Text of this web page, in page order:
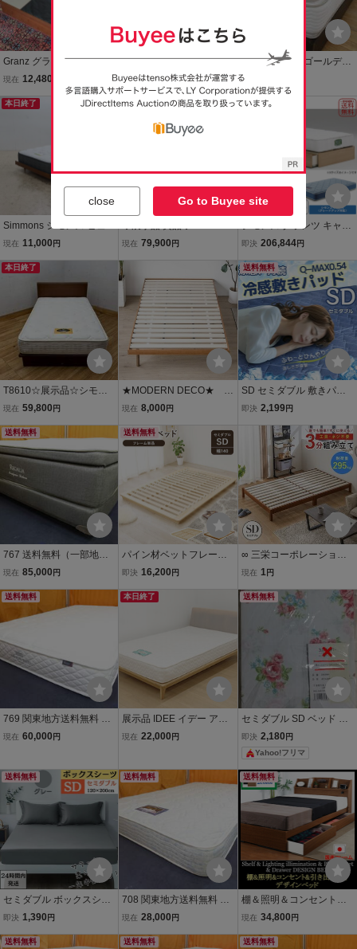
Granz グランツ 収納付き
セミダブルベッド 宮付 コ
ンセント 照明付き フレー
ムのみ 現状品 直接引取り
現在 12,480
579 送料無料（一部地域
を除く）展示品 IDC大塚
家具 シーリー×シモンズ
クラウンジュエル タンザ
宮・照明付
現在 110,000円
展示/シモンズ/ゴールデン
バリューピロートッププ
レミアム/引き出し付/高級
モダン/セミダブルベッド
現在
本日終了
Simmons シモンズ ビュー
ティレスト エグゼクティ
ベッド すのこベッド ステ
ージベッド コイルスプリ
現在 11,000 円
本日終了
S シモンズ◆6.5 エッセン
トップ セミダブル ベッド
24万◆検：プレミアム ニ
ューフィット
現在 79,900 円
シモンズ グランツ キャビ
タイプ LED照明付 引出付
ラル 新品 一部地域除く送
料無料
即決 206,844円
本日終了
T8610☆展示品☆シモン
ズ☆SIMMONS☆ゴールデ
ベッド☆跳ね上げ式収納
現在 59,800 円
★MODERN DECO★ ベ
ッドフレーム モダン デ
ド セミダブル 高さ調
整 hld01-sd-br 未開封
現在 8,000 円
送料無料
SD セミダブル 敷きパッ
ド 冷感敷きパッド Q-MAX
接触冷感 冷感パッド 吸湿
速乾 洗える ベッドパッド
抗菌防臭
即決 2,199円
送料無料
767 送料無料（一部地域
を除く）展示品 キングス
ニアデラックス ダブルベ
ッド 45万
現在 85,000 円
送料無料
パイン材ベットフレーム
すのこベッド セミダブル
ド ローベッド 木製ベッド
即決 16,200 円
∞ 三栄コーポレーション
すのこベッド セミダブル
パイン材 ローベッド 組立
簡単 直接引取大歓迎【元
箱180サイズ】
現在 1 円
送料無料
769 関東地方送料無料 展
示品 日本ベッド シルキー
現在 60,000 円
本日終了
展示品 IDEE イデー アッ
シュ オレイエ セミダブル
シンプル ナチュラル ORE
ILLER
現在 22,000 円
送料無料
セミダブル SD ベッド ボ
ックス カバー シーツ 薔薇
ローズ ナチュラル カント
即決 2,180 円
Yahoo!フリマ
送料無料
セミダブル ボックスシー
ツ マットレスカバー ベッ
き布団カバー オールシー
即決 1,390 円
送料無料
708 関東地方送料無料 展
示品 シモンズ エクストラ
マットレス
現在 28,000 円
送料無料
棚＆照明＆コンセント＆
引き出し付きデザインセ
のみ A321-SD
現在 34,800 円
送料無料 送料無料 送料無料
close Go to Buyee site